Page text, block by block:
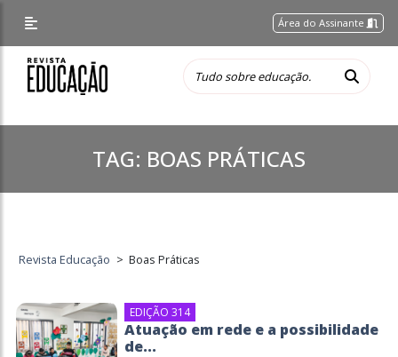
Área do Assinante
TAG: BOAS PRÁTICAS
Revista Educação > Boas Práticas
EDIÇÃO 314
Atuação em rede e a possibilidade
de...